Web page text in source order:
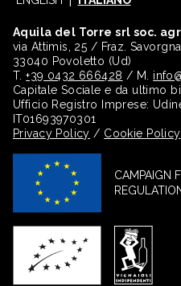
Aquila del Torre srl soc.
via Attimis, 25 / Fraz.
33040 Povoletto (Ud)
T.+39 0432 666428 / M.
Capitale Sociale e da ultimo
Ufficio Registro Imprese:
IT01693970301
Privacy Policy / Cookie Policy
CAMPAIGN